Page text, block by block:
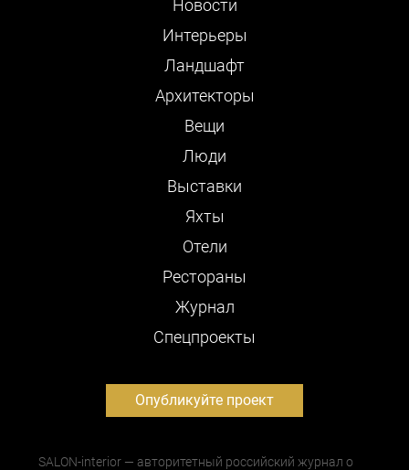
Новости
Интерьеры
Ландшафт
Архитекторы
Вещи
Люди
Выставки
Яхты
Отели
Рестораны
Журнал
Cпецпроекты
Опубликуйте проект
SALON-interior — авторитетный российский журнал о